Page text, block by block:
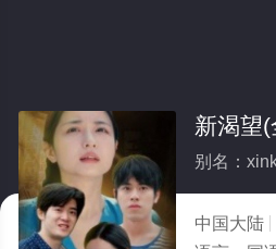
新渴望(
别名：
中国大陆